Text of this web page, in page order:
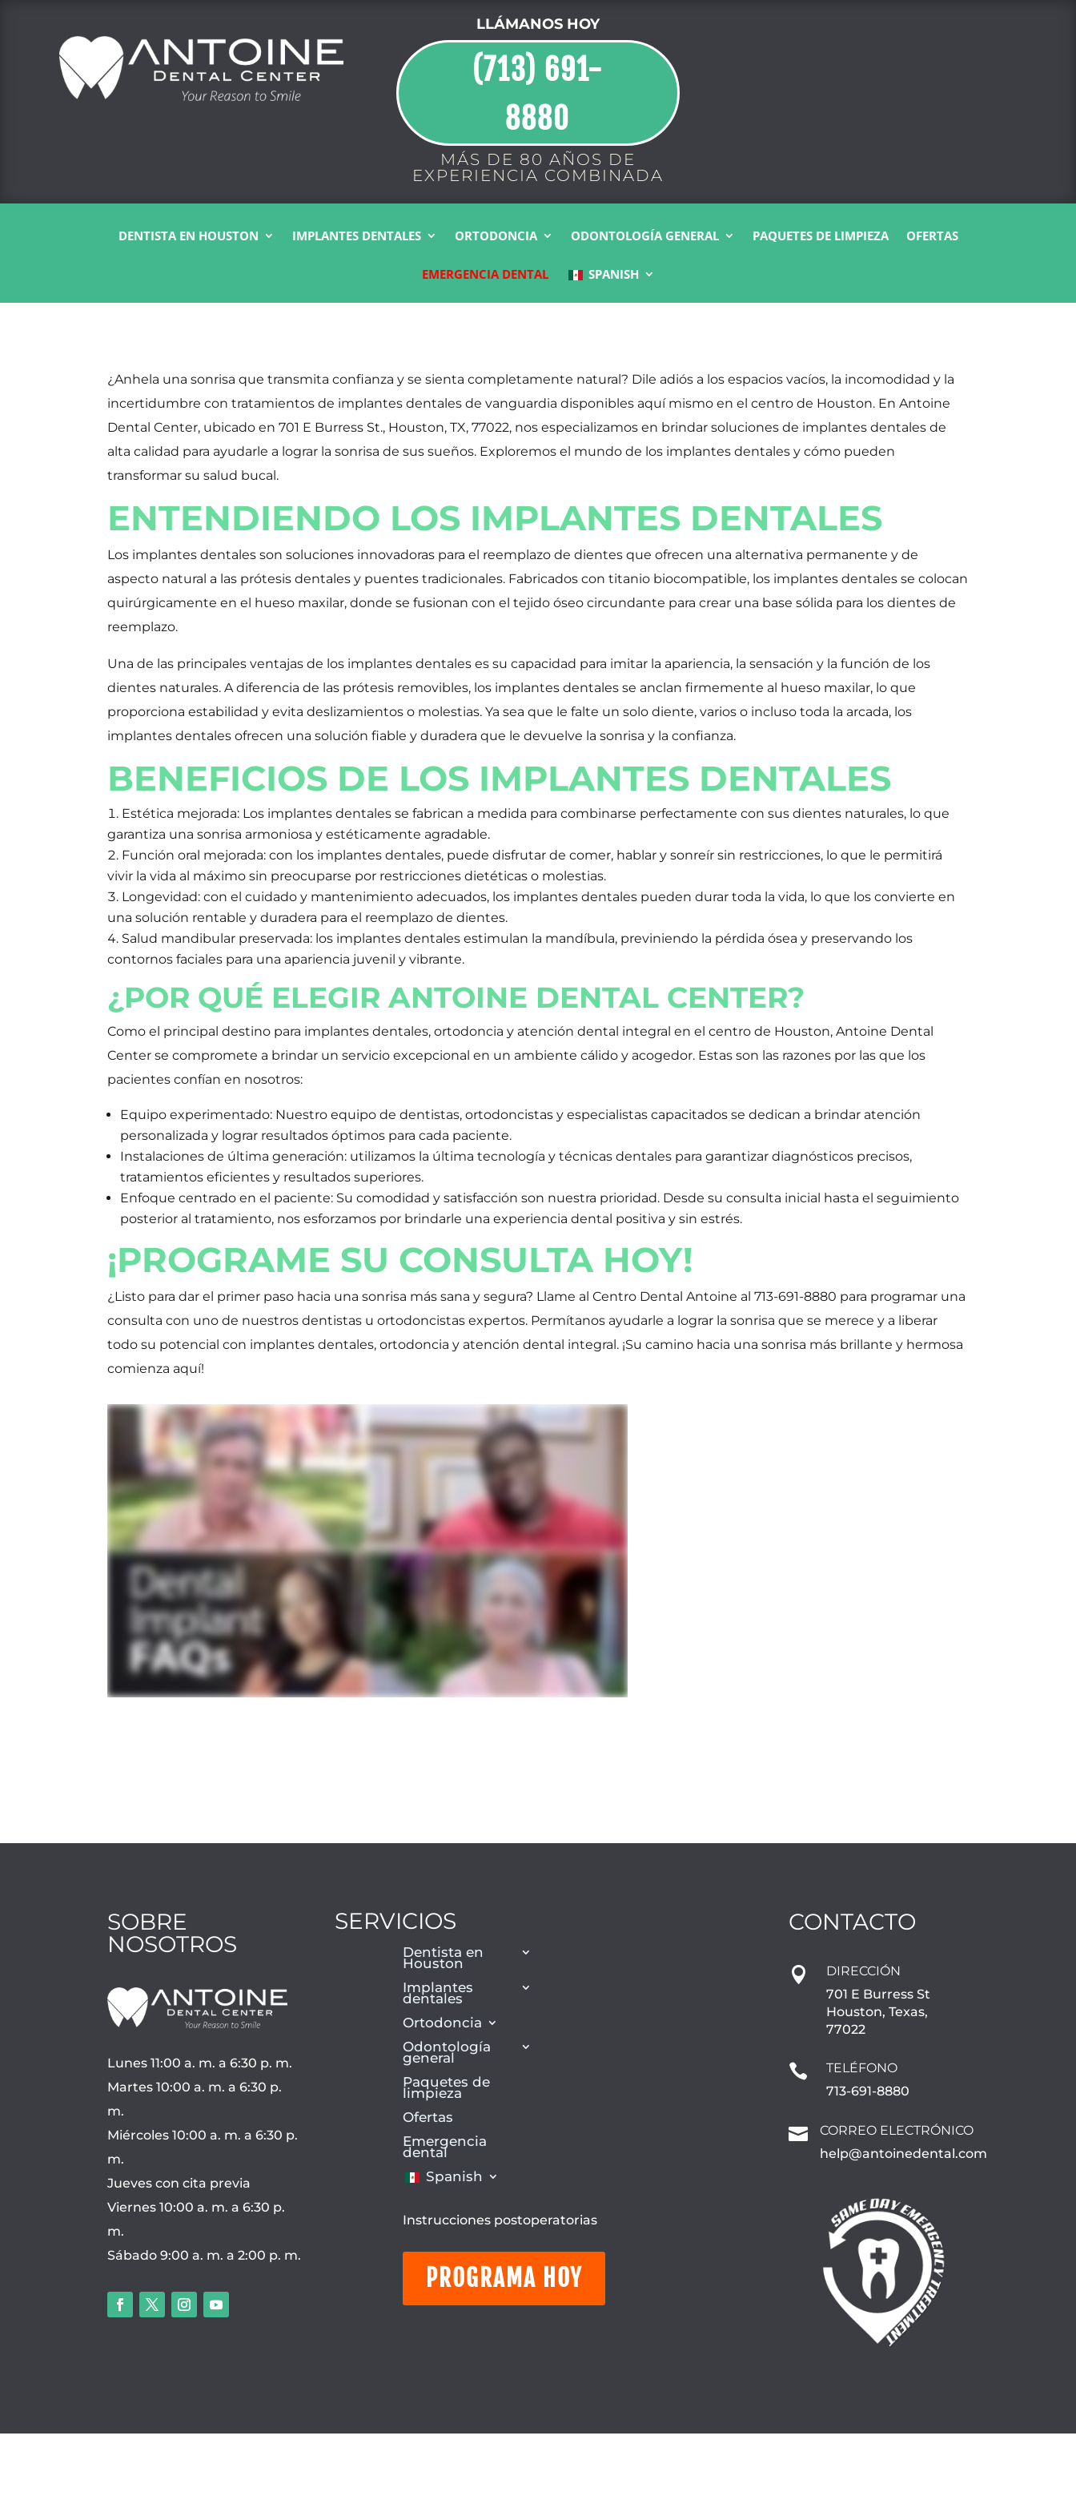
LLÁMANOS HOY
(713) 691-
8880
MÁS DE 80 AÑOS DE
EXPERIENCIA COMBINADA
DENTISTA EN HOUSTON IMPLANTES DENTALES ORTODONCIA ODONTOLOGÍA GENERAL PAQUETES DE LIMPIEZA OFERTAS
EMERGENCIA DENTAL SPANISH
¿Anhela una sonrisa que transmita confianza y se sienta completamente natural? Dile adiós a los espacios vacíos, la incomodidad y la
incertidumbre con tratamientos de implantes dentales de vanguardia disponibles aquí mismo en el centro de Houston. En Antoine
Dental Center, ubicado en 701 E Burress St., Houston, TX, 77022, nos especializamos en brindar soluciones de implantes dentales de
alta calidad para ayudarle a lograr la sonrisa de sus sueños. Exploremos el mundo de los implantes dentales y cómo pueden
transformar su salud bucal.
ENTENDIENDO LOS IMPLANTES DENTALES
Los implantes dentales son soluciones innovadoras para el reemplazo de dientes que ofrecen una alternativa permanente y de
aspecto natural a las prótesis dentales y puentes tradicionales. Fabricados con titanio biocompatible, los implantes dentales se colocan
quirúrgicamente en el hueso maxilar, donde se fusionan con el tejido óseo circundante para crear una base sólida para los dientes de
reemplazo.
Una de las principales ventajas de los implantes dentales es su capacidad para imitar la apariencia, la sensación y la función de los
dientes naturales. A diferencia de las prótesis removibles, los implantes dentales se anclan firmemente al hueso maxilar, lo que
proporciona estabilidad y evita deslizamientos o molestias. Ya sea que le falte un solo diente, varios o incluso toda la arcada, los
implantes dentales ofrecen una solución fiable y duradera que le devuelve la sonrisa y la confianza.
BENEFICIOS DE LOS IMPLANTES DENTALES
Estética mejorada: Los implantes dentales se fabrican a medida para combinarse perfectamente con sus dientes naturales, lo que
garantiza una sonrisa armoniosa y estéticamente agradable.
Función oral mejorada: con los implantes dentales, puede disfrutar de comer, hablar y sonreír sin restricciones, lo que le permitirá
vivir la vida al máximo sin preocuparse por restricciones dietéticas o molestias.
Longevidad: con el cuidado y mantenimiento adecuados, los implantes dentales pueden durar toda la vida, lo que los convierte en
una solución rentable y duradera para el reemplazo de dientes.
Salud mandibular preservada: los implantes dentales estimulan la mandíbula, previniendo la pérdida ósea y preservando los
contornos faciales para una apariencia juvenil y vibrante.
¿POR QUÉ ELEGIR ANTOINE DENTAL CENTER?
Como el principal destino para implantes dentales, ortodoncia y atención dental integral en el centro de Houston, Antoine Dental
Center se compromete a brindar un servicio excepcional en un ambiente cálido y acogedor. Estas son las razones por las que los
pacientes confían en nosotros:
Equipo experimentado: Nuestro equipo de dentistas, ortodoncistas y especialistas capacitados se dedican a brindar atención
personalizada y lograr resultados óptimos para cada paciente.
Instalaciones de última generación: utilizamos la última tecnología y técnicas dentales para garantizar diagnósticos precisos,
tratamientos eficientes y resultados superiores.
Enfoque centrado en el paciente: Su comodidad y satisfacción son nuestra prioridad. Desde su consulta inicial hasta el seguimiento
posterior al tratamiento, nos esforzamos por brindarle una experiencia dental positiva y sin estrés.
¡PROGRAME SU CONSULTA HOY!
¿Listo para dar el primer paso hacia una sonrisa más sana y segura? Llame al Centro Dental Antoine al 713-691-8880 para programar una
consulta con uno de nuestros dentistas u ortodoncistas expertos. Permítanos ayudarle a lograr la sonrisa que se merece y a liberar
todo su potencial con implantes dentales, ortodoncia y atención dental integral. ¡Su camino hacia una sonrisa más brillante y hermosa
comienza aquí!
SOBRE
NOSOTROS
Lunes 11:00 a. m. a 6:30 p. m.
Martes 10:00 a. m. a 6:30 p.
m.
Miércoles 10:00 a. m. a 6:30 p.
m.
Jueves con cita previa
Viernes 10:00 a. m. a 6:30 p.
m.
Sábado 9:00 a. m. a 2:00 p. m.
SERVICIOS
Dentista en
Houston
Implantes
dentales
Ortodoncia
Odontología
general
Paquetes de
limpieza
Ofertas
Emergencia
dental
Spanish
Instrucciones postoperatorias
PROGRAMA HOY
CONTACTO

DIRECCIÓN
701 E Burress St
Houston, Texas,
77022

TELÉFONO
713-691-8880

CORREO ELECTRÓNICO
help@antoinedental.com